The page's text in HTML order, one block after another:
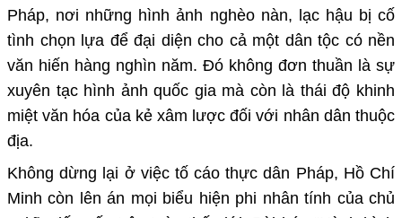
Pháp, nơi những hình ảnh nghèo nàn, lạc hậu bị cố
tình chọn lựa để đại diện cho cả một dân tộc có nền
văn hiến hàng nghìn năm. Đó không đơn thuần là sự
xuyên tạc hình ảnh quốc gia mà còn là thái độ khinh
miệt văn hóa của kẻ xâm lược đối với nhân dân thuộc
địa.
Không dừng lại ở việc tố cáo thực dân Pháp, Hồ Chí
Minh còn lên án mọi biểu hiện phi nhân tính của chủ